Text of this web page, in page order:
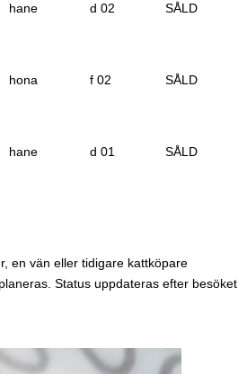
hane d 02 SÅLD
hona f 02 SÅLD
hane d 01 SÅLD
en vän eller tidigare kattköpare
Status uppdateras efter besöket